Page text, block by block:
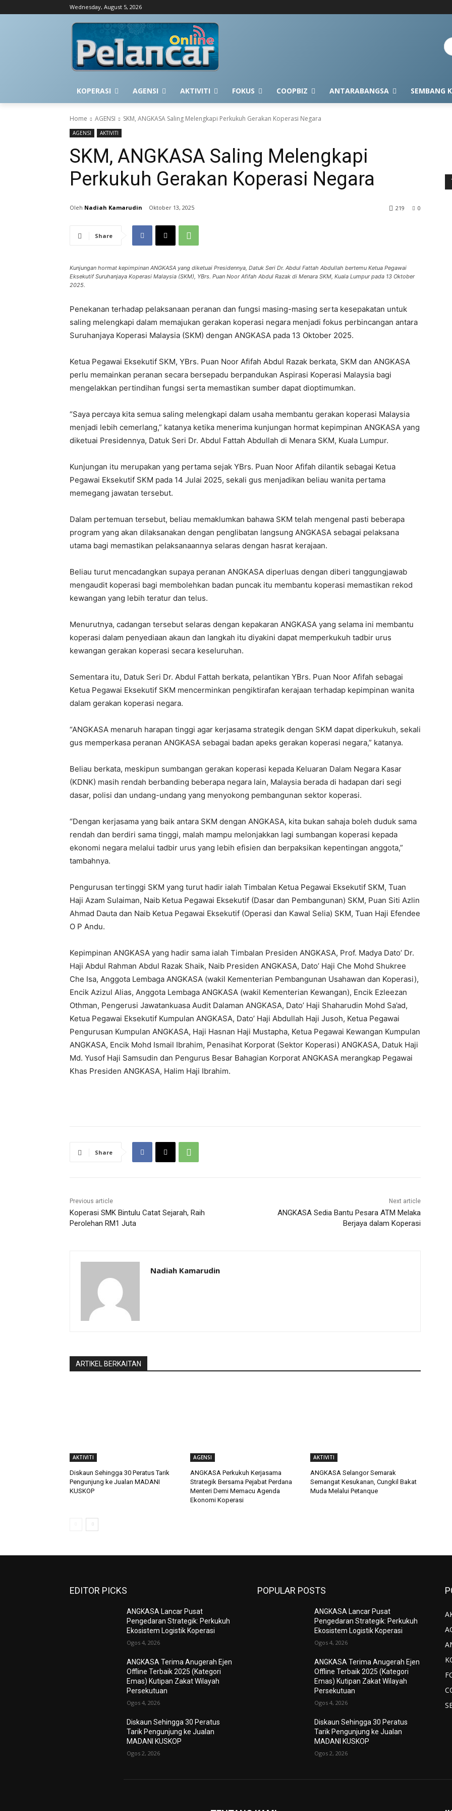
Wednesday, August 5, 2026
KOPERASI AGENSI AKTIVITI FOKUS COOPBIZ ANTARABANGSA SEMBANG
Home AGENSI SKM, ANGKASA Saling Melengkapi Perkukuh Gerakan Koperasi Negara
AGENSI AKTIVITI
SKM, ANGKASA Saling Melengkapi
Perkukuh Gerakan Koperasi Negara
Nadiah Kamarudin Oktober 13, 2025 0
219
Share
Kunjungan hormat kepimpinan ANGKASA yang diketuai Presidennya, Datuk Seri Dr. Abdul Fattah Abdullah bertemu Ketua Pegawai
Eksekutif Suruhanjaya Koperasi Malaysia (SKM), YBrs. Puan Noor Afifah Abdul Razak di Menara SKM, Kuala Lumpur pada 13 Oktober
2025.
Penekanan terhadap pelaksanaan peranan dan fungsi masing-masing serta kesepakatan untuk
saling melengkapi dalam memajukan gerakan koperasi negara menjadi fokus perbincangan antara
Suruhanjaya Koperasi Malaysia (SKM) dengan ANGKASA pada 13 Oktober 2025.
Ketua Pegawai Eksekutif SKM, YBrs. Puan Noor Afifah Abdul Razak berkata, SKM dan ANGKASA
perlu memainkan peranan secara bersepadu berpandukan Aspirasi Koperasi Malaysia bagi
mengelakkan pertindihan fungsi serta memastikan sumber dapat dioptimumkan.
“Saya percaya kita semua saling melengkapi dalam usaha membantu gerakan koperasi Malaysia
menjadi lebih cemerlang,” katanya ketika menerima kunjungan hormat kepimpinan ANGKASA yang
diketuai Presidennya, Datuk Seri Dr. Abdul Fattah Abdullah di Menara SKM, Kuala Lumpur.
Kunjungan itu merupakan yang pertama sejak YBrs. Puan Noor Afifah dilantik sebagai Ketua
Pegawai Eksekutif SKM pada 14 Julai 2025, sekali gus menjadikan beliau wanita pertama
memegang jawatan tersebut.
Dalam pertemuan tersebut, beliau memaklumkan bahawa SKM telah mengenal pasti beberapa
program yang akan dilaksanakan dengan penglibatan langsung ANGKASA sebagai pelaksana
utama bagi memastikan pelaksanaannya selaras dengan hasrat kerajaan.
Beliau turut mencadangkan supaya peranan ANGKASA diperluas dengan diberi tanggungjawab
mengaudit koperasi bagi membolehkan badan puncak itu membantu koperasi memastikan rekod
kewangan yang lebih teratur dan telus.
Menurutnya, cadangan tersebut selaras dengan kepakaran ANGKASA yang selama ini membantu
koperasi dalam penyediaan akaun dan langkah itu diyakini dapat memperkukuh tadbir urus
kewangan gerakan koperasi secara keseluruhan.
Sementara itu, Datuk Seri Dr. Abdul Fattah berkata, pelantikan YBrs. Puan Noor Afifah sebagai
Ketua Pegawai Eksekutif SKM mencerminkan pengiktirafan kerajaan terhadap kepimpinan wanita
dalam gerakan koperasi negara.
“ANGKASA menaruh harapan tinggi agar kerjasama strategik dengan SKM dapat diperkukuh, sekali
gus memperkasa peranan ANGKASA sebagai badan apeks gerakan koperasi negara,” katanya.
Beliau berkata, meskipun sumbangan gerakan koperasi kepada Keluaran Dalam Negara Kasar
(KDNK) masih rendah berbanding beberapa negara lain, Malaysia berada di hadapan dari segi
dasar, polisi dan undang-undang yang menyokong pembangunan sektor koperasi.
“Dengan kerjasama yang baik antara SKM dengan ANGKASA, kita bukan sahaja boleh duduk sama
rendah dan berdiri sama tinggi, malah mampu melonjakkan lagi sumbangan koperasi kepada
ekonomi negara melalui tadbir urus yang lebih efisien dan berpaksikan kepentingan anggota,”
tambahnya.
Pengurusan tertinggi SKM yang turut hadir ialah Timbalan Ketua Pegawai Eksekutif SKM, Tuan
Haji Azam Sulaiman, Naib Ketua Pegawai Eksekutif (Dasar dan Pembangunan) SKM, Puan Siti Azlin
Ahmad Dauta dan Naib Ketua Pegawai Eksekutif (Operasi dan Kawal Selia) SKM, Tuan Haji Efendee
O P Andu.
Kepimpinan ANGKASA yang hadir sama ialah Timbalan Presiden ANGKASA, Prof. Madya Dato’ Dr.
Haji Abdul Rahman Abdul Razak Shaik, Naib Presiden ANGKASA, Dato’ Haji Che Mohd Shukree
Che Isa, Anggota Lembaga ANGKASA (wakil Kementerian Pembangunan Usahawan dan Koperasi),
Encik Azizul Alias, Anggota Lembaga ANGKASA (wakil Kementerian Kewangan), Encik Ezleezan
Othman, Pengerusi Jawatankuasa Audit Dalaman ANGKASA, Dato’ Haji Shaharudin Mohd Sa’ad,
Ketua Pegawai Eksekutif Kumpulan ANGKASA, Dato’ Haji Abdullah Haji Jusoh, Ketua Pegawai
Pengurusan Kumpulan ANGKASA, Haji Hasnan Haji Mustapha, Ketua Pegawai Kewangan Kumpulan
ANGKASA, Encik Mohd Ismail Ibrahim, Penasihat Korporat (Sektor Koperasi) ANGKASA, Datuk Haji
Md. Yusof Haji Samsudin dan Pengurus Besar Bahagian Korporat ANGKASA merangkap Pegawai
Khas Presiden ANGKASA, Halim Haji Ibrahim.
Share
Previous article
Koperasi SMK Bintulu Catat Sejarah, Raih
Perolehan RM1 Juta
Next article
ANGKASA Sedia Bantu Pesara ATM Melaka
Berjaya dalam Koperasi
Nadiah Kamarudin
ARTIKEL BERKAITAN
AKTIVITI
Diskaun Sehingga 30 Peratus Tarik
Pengunjung ke Jualan MADANI
KUSKOP
AGENSI
ANGKASA Perkukuh Kerjasama
Strategik Bersama Pejabat Perdana
Menteri Demi Memacu Agenda
Ekonomi Koperasi
AKTIVITI
ANGKASA Selangor Semarak
Semangat Kesukanan, Cungkil Bakat
Muda Melalui Petanque
EDITOR PICKS
ANGKASA Lancar Pusat
Pengedaran Strategik: Perkukuh
Ekosistem Logistik Koperasi
Ogos 4, 2026
ANGKASA Terima Anugerah Ejen
Offline Terbaik 2025 (Kategori
Emas) Kutipan Zakat Wilayah
Persekutuan
Ogos 4, 2026
Diskaun Sehingga 30 Peratus
Tarik Pengunjung ke Jualan
MADANI KUSKOP
Ogos 2, 2026
POPULAR POSTS
ANGKASA Lancar Pusat
Pengedaran Strategik: Perkukuh
Ekosistem Logistik Koperasi
Ogos 4, 2026
ANGKASA Terima Anugerah Ejen
Offline Terbaik 2025 (Kategori
Emas) Kutipan Zakat Wilayah
Persekutuan
Ogos 4, 2026
Diskaun Sehingga 30 Peratus
Tarik Pengunjung ke Jualan
MADANI KUSKOP
Ogos 2, 2026